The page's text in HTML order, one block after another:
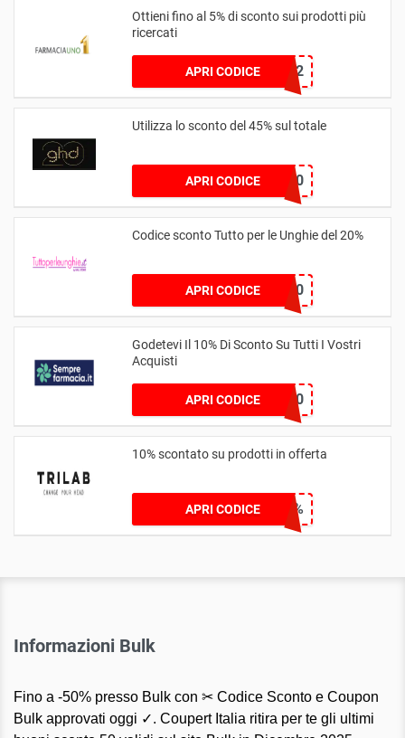
Ottieni fino al 5% di sconto sui prodotti più
ricercati
APRI CODICE FAR22
Utilizza lo sconto del 45% sul totale
APRI CODICE
GOODHAIR10
Codice sconto Tutto per le Unghie del 20%
APRI CODICE
BENVENUTO20
Godetevi Il 10% Di Sconto Su Tutti I Vostri
Acquisti
APRI CODICE
CONOSCIAMOCI10
10% scontato su prodotti in offerta
APRI CODICETRI-10%
Informazioni Bulk
Fino a -50% presso Bulk con ✂ Codice Sconto e Coupon
Bulk approvati oggi ✓. Coupert Italia ritira per te gli ultimi